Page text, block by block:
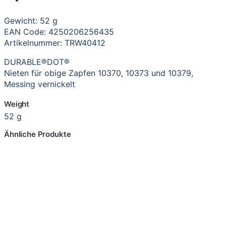
Gewicht: 52 g
EAN Code: 4250206256435
Artikelnummer: TRW40412
DURABLE®DOT®
Nieten für obige Zapfen 10370, 10373 und 10379,
Messing vernickelt
Weight
52 g
Ähnliche Produkte